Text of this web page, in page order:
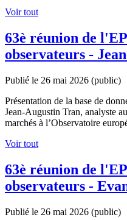
Voir tout
63è réunion de
observateurs -
Publié le 26 mai 2026 (public)
Présentation de la base de
Jean-Augustin Tran, analyste
marchés à l’Observatoire
Voir tout
63è réunion de
observateurs -
Publié le 26 mai 2026 (public)